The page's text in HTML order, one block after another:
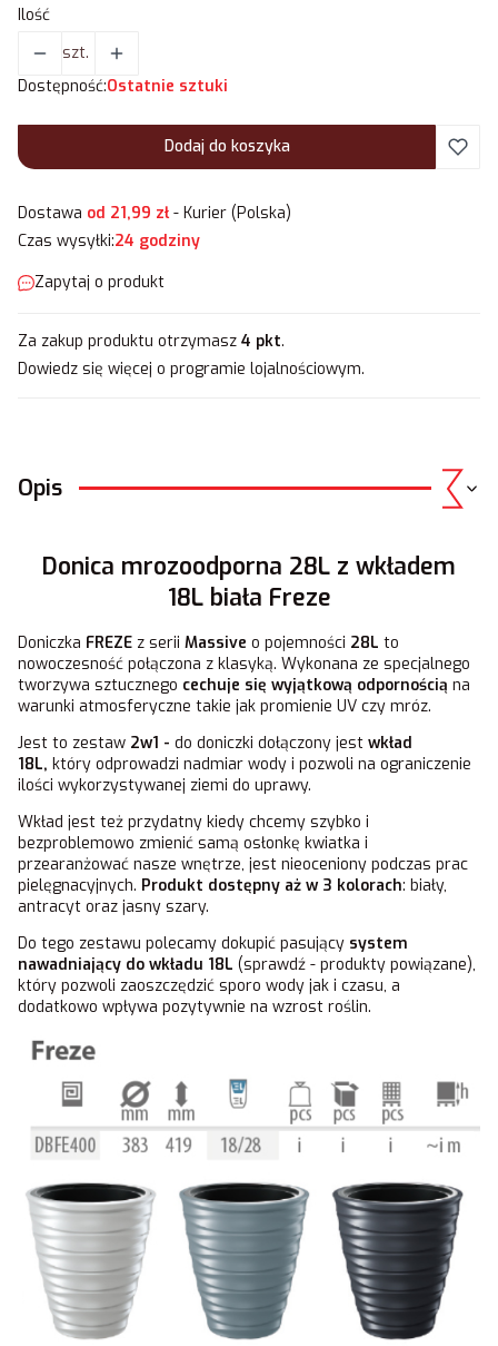
Ilość
szt.
Dostępność:Ostatnie sztuki
Dodaj do koszyka
Dostawa od 21,99 zł- Kurier (Polska)
Czas wysyłki:24 godziny
Zapytaj o produkt
Za zakup produktu otrzymasz 4 pkt.
Dowiedz się więcej o programie lojalnościowym.
Opis
Donica mrozoodporna 28L z wkładem
18L biała Freze
Doniczka FREZE z serii Massive o pojemności 28L to
nowoczesność połączona z klasyką. Wykonana ze specjalnego
tworzywa sztucznego cechuje się wyjątkową odpornością na
warunki atmosferyczne takie jak promienie UV czy mróz.
Jest to zestaw 2w1 - do doniczki dołączony jest wkład
18L, który odprowadzi nadmiar wody i pozwoli na ograniczenie
ilości wykorzystywanej ziemi do uprawy.
Wkład jest też przydatny kiedy chcemy szybko i
bezproblemowo zmienić samą osłonkę kwiatka i
przearanżować nasze wnętrze, jest nieoceniony podczas prac
pielęgnacyjnych. Produkt dostępny aż w 3 kolorach: biały,
antracyt oraz jasny szary.
Do tego zestawu polecamy dokupić pasujący system
nawadniający do wkładu 18L (sprawdź - produkty powiązane),
który pozwoli zaoszczędzić sporo wody jak i czasu, a
dodatkowo wpływa pozytywnie na wzrost roślin.